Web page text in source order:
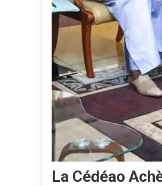
La Cédéao